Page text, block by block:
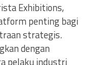
Exhibitions,
penting bagi
strategis.
dengan
pelaku industri